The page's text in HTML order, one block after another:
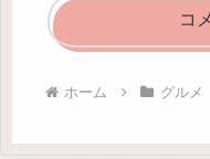
コ
ホーム グルメ